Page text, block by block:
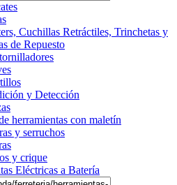
Cuchillas Retráctiles, Trinchetas y
de Repuesto
y Detección
herramientas con maletín
y serruchos
y crique
Eléctricas a Batería